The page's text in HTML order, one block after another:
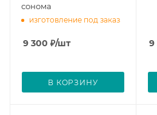
сонома
изготовление под заказ
9 300 ₽/шт
В КОРЗИНУ
9